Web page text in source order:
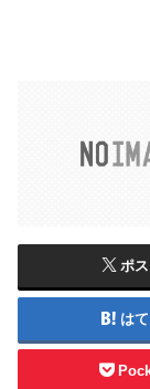
ポス
は